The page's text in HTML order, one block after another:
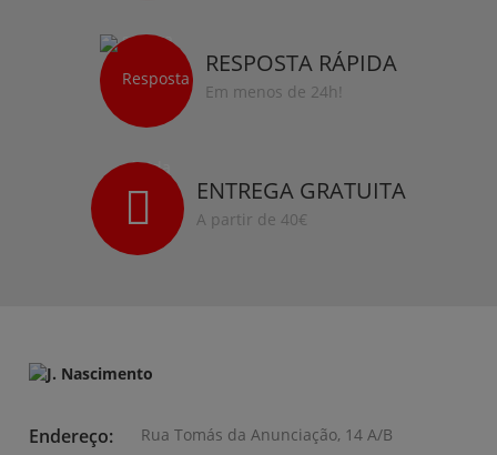
RESPOSTA RÁPIDA
Em menos de 24h!
ENTREGA GRATUITA
A partir de 40€
Endereço:
Rua Tomás da Anunciação, 14 A/B